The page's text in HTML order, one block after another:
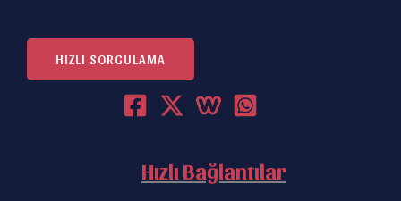
HIZLI SORGULAMA
Hızlı Bağlantılar